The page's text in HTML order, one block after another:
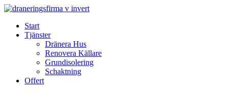
Skip
contentStart
Tjänster
Dränera Hus
Renovera Källare
Grundisolering
Schaktning
Offert